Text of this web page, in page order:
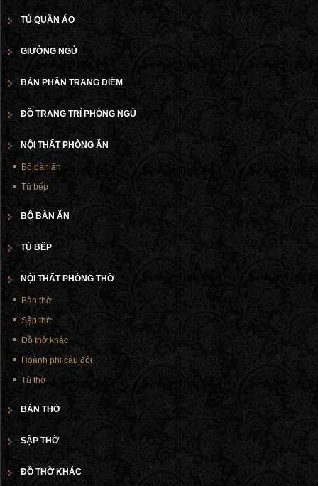
TỦ QUẦN ÁO
GIƯỜNG NGỦ
BÀN PHẤN TRANG ĐIỂM
ĐỒ TRANG TRÍ PHÒNG NGỦ
NỘI THẤT PHÒNG ĂN
Bộ bàn ăn
Tủ bếp
BỘ BÀN ĂN
TỦ BẾP
NỘI THẤT PHÒNG THỜ
Bàn thờ
Sập thờ
Đồ thờ khác
Hoành phi câu đối
Tủ thờ
BÀN THỜ
SẬP THỜ
ĐỒ THỜ KHÁC